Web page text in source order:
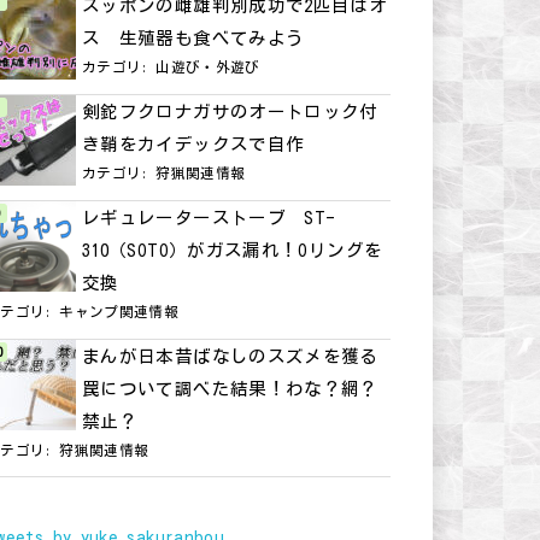
スッポンの雌雄判別成功で2匹目はオ
ス 生殖器も食べてみよう
カテゴリ: 山遊び・外遊び
剣鉈フクロナガサのオートロック付
き鞘をカイデックスで自作
カテゴリ:狩猟関連情報
レギュレーターストーブ ST-
310（SOTO）がガス漏れ！Oリングを
交換
テゴリ:キャンプ関連情報
まんが日本昔ばなしのスズメを獲る
罠について調べた結果！わな？網？
禁止？
テゴリ:狩猟関連情報